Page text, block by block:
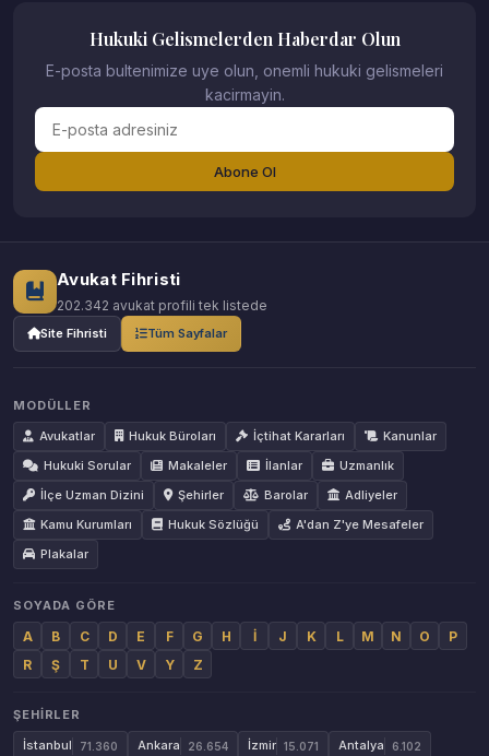
Hukuki Gelismelerden Haberdar Olun
E-posta bultenimize uye olun, onemli hukuki gelismeleri
kacirmayin.
Abone Ol
Avukat Fihristi
202.342 avukat profili tek listede
Site Fihristi Tüm Sayfalar
MODÜLLER
Avukatlar
Hukuk Büroları İçtihat Kararları
Kanunlar
Hukuki Sorular
Makaleler İlanlar
Uzmanlık
İlçe Uzman Dizini
Şehirler Barolar
Adliyeler
Kamu Kurumları
Hukuk Sözlüğü
A'dan Z'ye Mesafeler
Plakalar
SOYADA GÖRE
A B C D E F G H İ J K L M N O
P
R
Ş T U V Y Z
ŞEHIRLER
İstanbul
71.360 Ankara 26.654 İzmir 15.071 Antalya 6.102